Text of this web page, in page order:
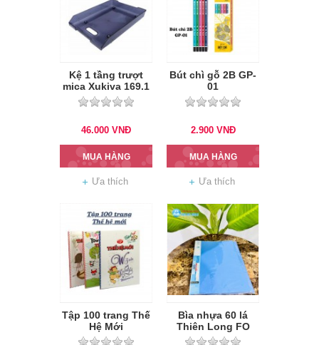
Kệ 1 tầng trượt
mica Xukiva 169.1
46.000 VNĐ
MUA HÀNG
Ưa thích
Bút chì gỗ 2B GP-
01
2.900 VNĐ
MUA HÀNG
Ưa thích
Tập 100 trang Thế
Hệ Mới
Bìa nhựa 60 lá
Thiên Long FO
DB-03